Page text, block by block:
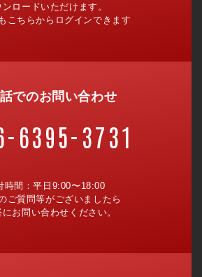
ンロードいただけます。
こちらからログインできます
でのお問い合わせ
6395-3731
時間：平日9:00〜18:00
ご質問等がございましたら
にお問い合わせください。